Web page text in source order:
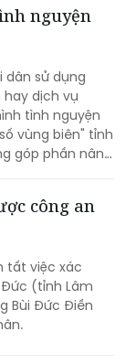
khai trong
nguyện
dân sử dụng
dịch vụ
tình nguyện
vùng biên" tỉnh
góp phần nâng
công an
tất việc xác
(tỉnh Lâm
Bùi Đức Điền